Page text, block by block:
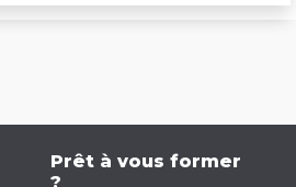
Prêt à vous former
?